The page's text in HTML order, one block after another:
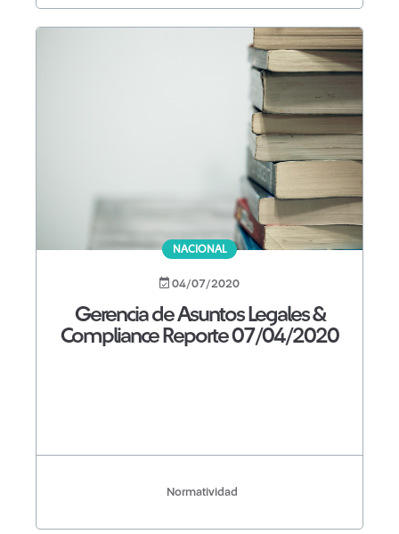
NACIONAL
04/07/2020
Gerencia de Asuntos Legales &
Compliance Reporte 07/04/2020
Normatividad